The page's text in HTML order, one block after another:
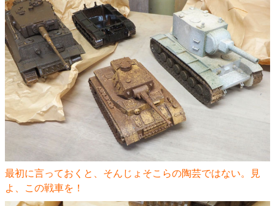
最初に言っておくと、そんじょそこらの陶芸ではない。見
よ、この戦車を！